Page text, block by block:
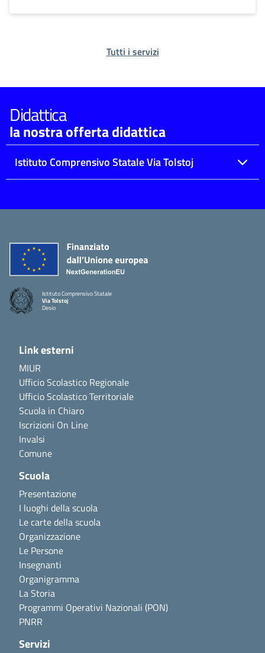
Tutti i servizi
Didattica
la nostra offerta didattica
Istituto Comprensivo Statale Via Tolstoj
Istituto Comprensivo Statale
Via Tolstoj
Desio
Link esterni
MIUR
Ufficio Scolastico Regionale
Ufficio Scolastico Territoriale
Scuola in Chiaro
Iscrizioni On Line
Invalsi
Comune
Scuola
Presentazione
I luoghi della scuola
Le carte della scuola
Organizzazione
Le Persone
Insegnanti
Organigramma
La Storia
Programmi Operativi Nazionali (PON)
PNRR
Servizi